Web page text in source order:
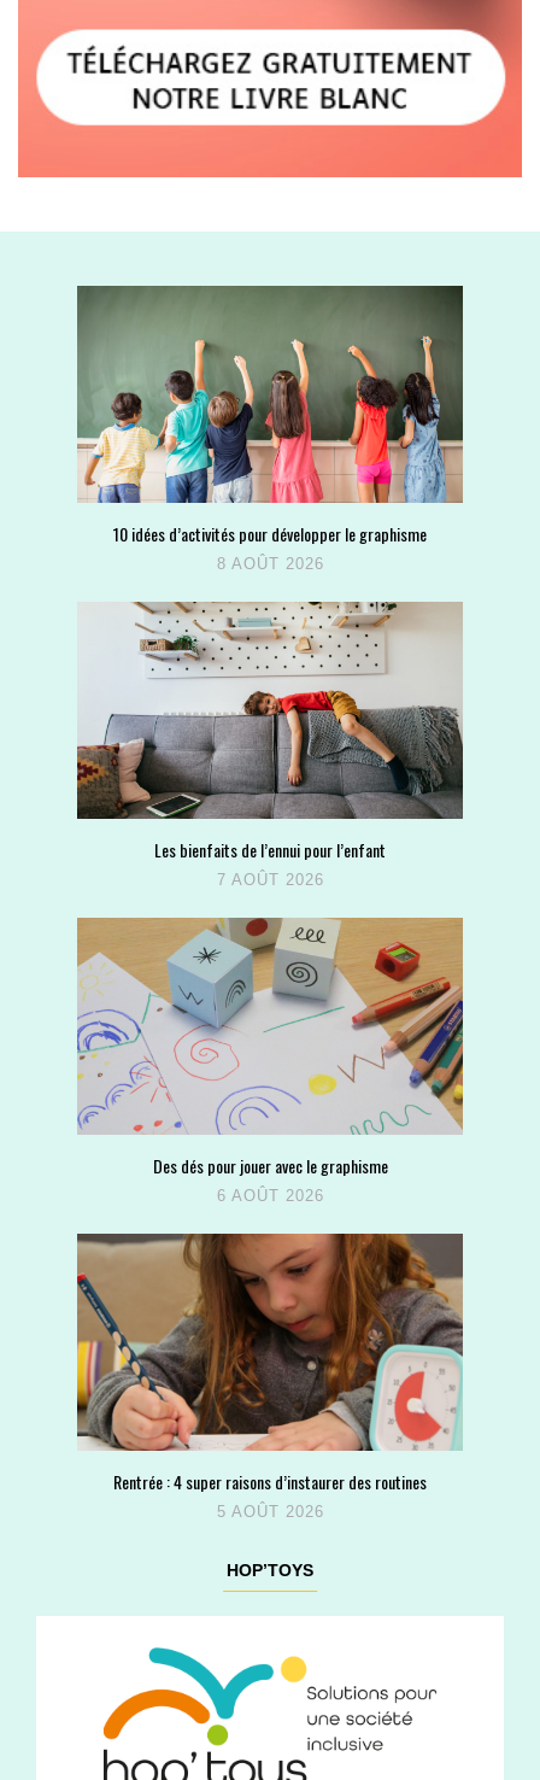
10 idées d’activités pour développer le graphisme
8 AOÛT 2026
Les bienfaits de l’ennui pour l’enfant
7 AOÛT 2026
Des dés pour jouer avec le graphisme
6 AOÛT 2026
Rentrée : 4 super raisons d’instaurer des routines
5 AOÛT 2026
HOP’TOYS